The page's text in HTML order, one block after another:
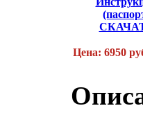
Цена: 6950